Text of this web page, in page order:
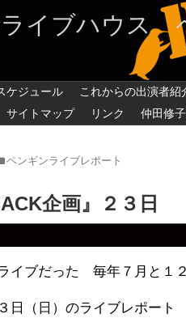
ライブハウス
ケジュール これからの出演者紹
サイトマップ リンク 仲田修
ペンギンライブレポート
企画』２３日
イブだった 毎年７月と１
日（日）のライブレポート